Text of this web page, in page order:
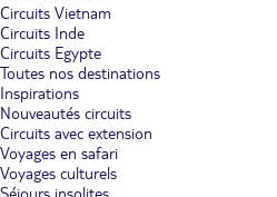
Circuits Vietnam
Circuits Inde
Circuits Egypte
Toutes nos destinations
Inspirations
Nouveautés circuits
Circuits avec extension
Voyages en safari
Voyages culturels